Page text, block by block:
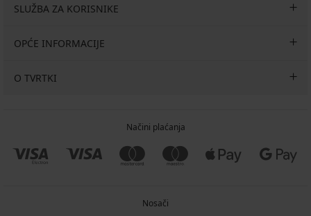
SLUŽBA ZA KORISNIKE
OPĆE INFORMACIJE
O TVRTKI
Načini plaćanja
Nosači